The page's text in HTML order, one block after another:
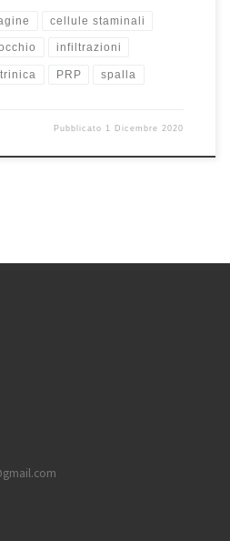
cellule staminali
infiltrazioni
PRP spalla
Pubblicato 1 Dicembre 2020